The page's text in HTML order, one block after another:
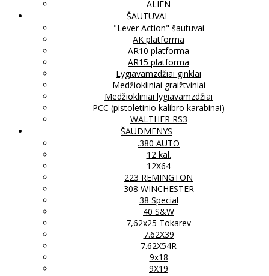
ALIEN
ŠAUTUVAI
"Lever Action" šautuvai
AK platforma
AR10 platforma
AR15 platforma
Lygiavamzdžiai ginklai
Medžiokliniai graižtviniai
Medžiokliniai lygiavamzdžiai
PCC (pistoletinio kalibro karabinai)
WALTHER RS3
ŠAUDMENYS
.380 AUTO
12 kal.
12X64
223 REMINGTON
308 WINCHESTER
38 Special
40 S&W
7,62x25 Tokarev
7.62X39
7.62X54R
9x18
9X19